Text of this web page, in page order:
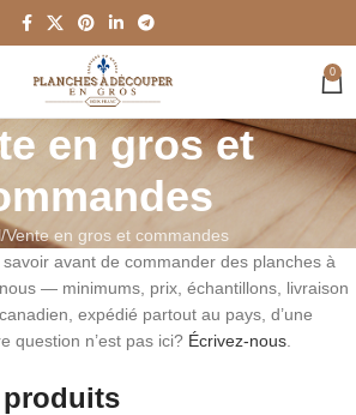
0
en gros et
Vente en gros et commandes
avant de commander des planches à
— minimums, prix, échantillons, livraison
expédié partout au pays, d’une
question n’est pas ici? Écrivez-nous